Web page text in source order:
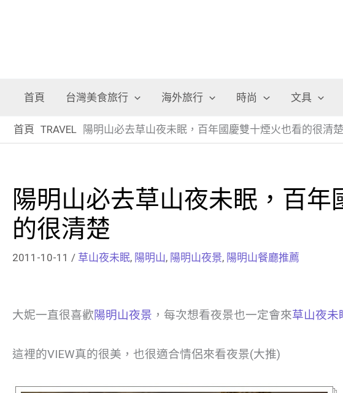
首頁 台灣美食旅行 海外旅行 時尚 文具
首頁 TRAVEL 陽明山必去草山夜未眠，百年國慶雙十煙火也看的很清楚
陽明山必去草山夜未眠，百年
的很清楚
2011-10-11 / 草山夜未眠, 陽明山, 陽明山夜景, 陽明山餐廳推薦
大妮一直很喜歡陽明山夜景 ，每次想看夜景也一定會來草山夜未
這裡的VIEW真的很美，也很適合情侶來看夜景(大推)